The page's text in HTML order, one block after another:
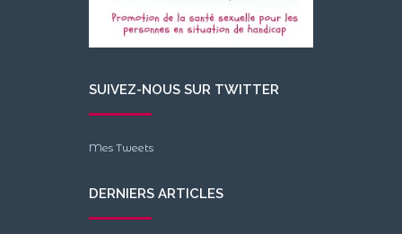
SUIVEZ-NOUS SUR TWITTER
Mes Tweets
DERNIERS ARTICLES